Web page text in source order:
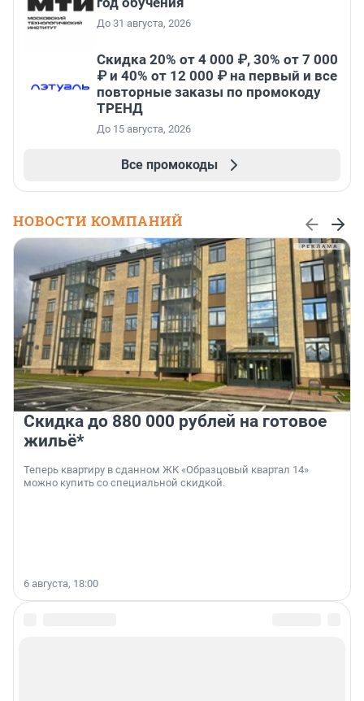
До 31 августа, 2026
Скидка 20% от 4 000 ₽, 30% от 7 000
₽ и 40% от 12 000 ₽ на первый и все
повторные заказы по промокоду
ТРЕНД
До 15 августа, 2026
Все промокоды
НОВОСТИ КОМПАНИЙ
Скидка до 880 000 рублей на готовое
жильё*
Теперь квартиру в сданном ЖК «Образцовый квартал 14»
можно купить со специальной скидкой.
6 августа, 18:00